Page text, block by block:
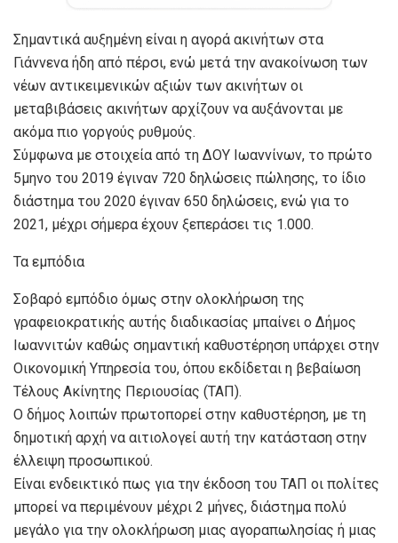
Σημαντικά αυξημένη είναι η αγορά ακινήτων στα
Γιάννενα ήδη από πέρσι, ενώ μετά την ανακοίνωση των
νέων αντικειμενικών αξιών των ακινήτων οι
μεταβιβάσεις ακινήτων αρχίζουν να αυξάνονται με
ακόμα πιο γοργούς ρυθμούς.
Σύμφωνα με στοιχεία από τη ΔΟΥ Ιωαννίνων, το πρώτο
5μηνο του 2019 έγιναν 720 δηλώσεις πώλησης, το ίδιο
διάστημα του 2020 έγιναν 650 δηλώσεις, ενώ για το
2021, μέχρι σήμερα έχουν ξεπεράσει τις 1.000.
Τα εμπόδια
Σοβαρό εμπόδιο όμως στην ολοκλήρωση της
γραφειοκρατικής αυτής διαδικασίας μπαίνει ο Δήμος
Ιωαννιτών καθώς σημαντική καθυστέρηση υπάρχει στην
Οικονομική Υπηρεσία του, όπου εκδίδεται η βεβαίωση
Τέλους Ακίνητης Περιουσίας (ΤΑΠ).
Ο δήμος λοιπών πρωτοπορεί στην καθυστέρηση, με τη
δημοτική αρχή να αιτιολογεί αυτή την κατάσταση στην
έλλειψη προσωπικού.
Είναι ενδεικτικό πως για την έκδοση του ΤΑΠ οι πολίτες
μπορεί να περιμένουν μέχρι 2 μήνες, διάστημα πολύ
μεγάλο για την ολοκλήρωση μιας αγοραπωλησίας ή μιας